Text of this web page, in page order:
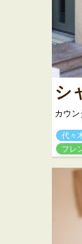
シ
カウ
代々
フレ